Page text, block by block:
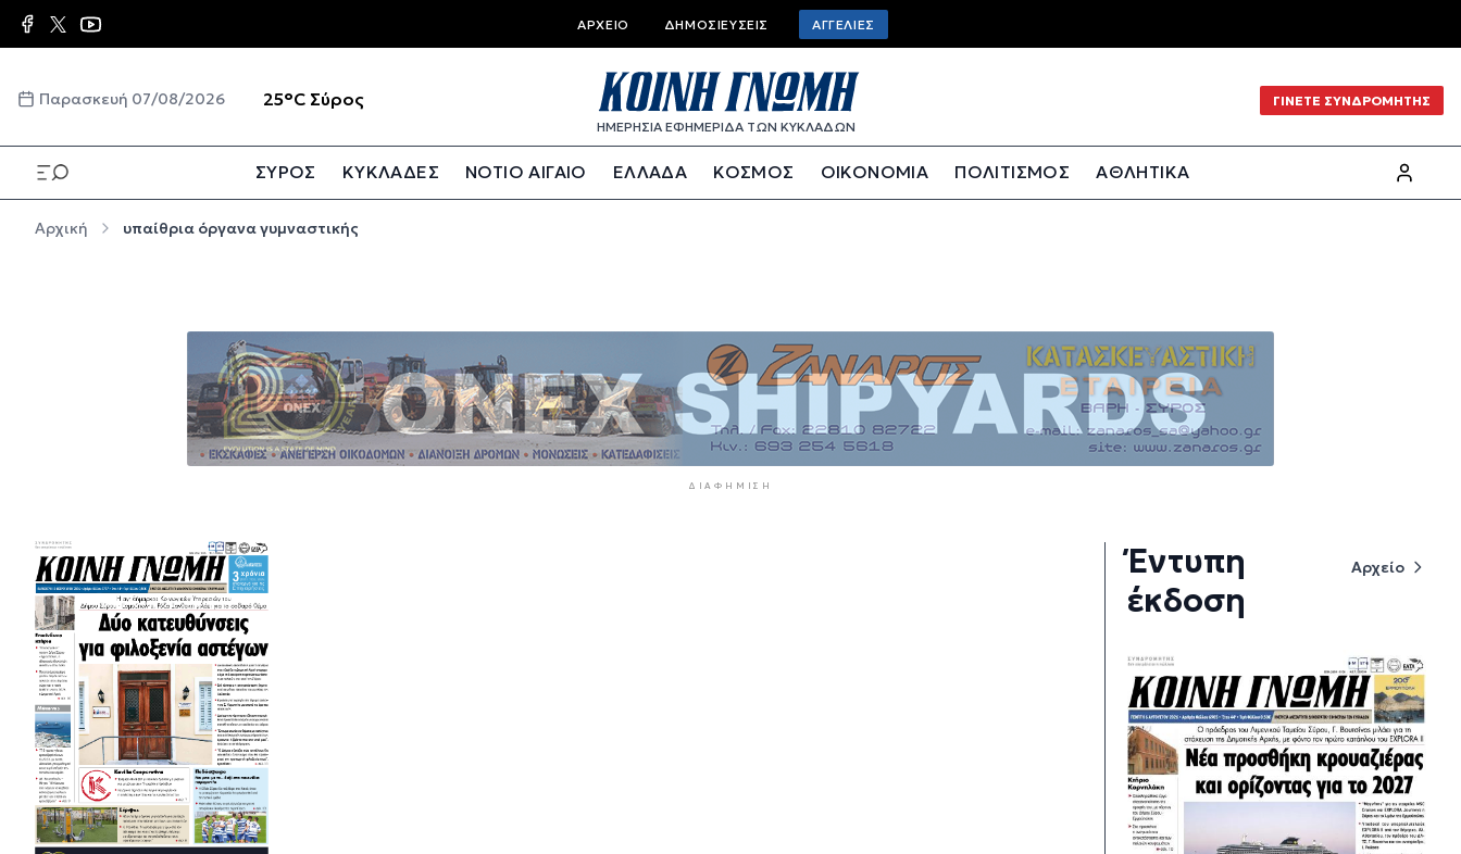
Παράκαμψη προς το κυρίως περιεχόμενο Top bar menu
ΑΡΧΕΊΟ ΔΗΜΟΣΙΕΎΣΕΙΣ ΑΓΓΕΛΊΕΣ
Παρασκευή 07/08/2026 25°C Σύρος
ΗΜΕΡΗΣΙΑ ΕΦΗΜΕΡΙΔΑ ΤΩΝ ΚΥΚΛΑΔΩΝ
ΓΙΝΕΤΕ ΣΥΝΔΡΟΜΗΤΗΣ
ΣΥΡΟΣ ΚΥΚΛΑΔΕΣ ΝΟΤΙΟ ΑΙΓΑΙΟ ΕΛΛΑΔΑ ΚΟΣΜΟΣ ΟΙΚΟΝΟΜΙΑ ΠΟΛΙΤΙΣΜΟΣ
ΑΘΛΗΤΙΚΑ
Αρχική υπαίθρια όργανα γυμναστικής
ΔΙΑΦΉΜΙΣΗ
Έντυπη
έκδοση
Αρχείο